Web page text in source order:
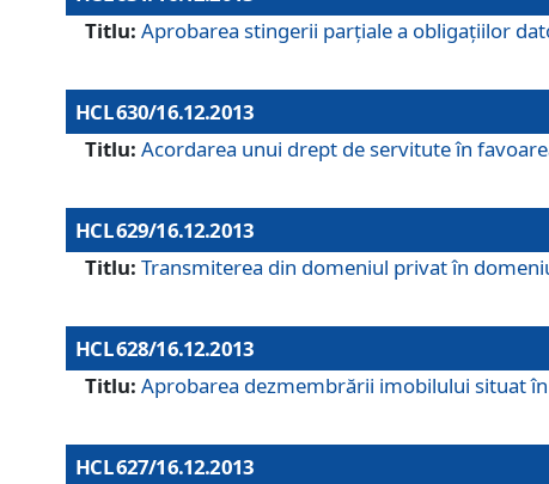
Titlu: Aprobarea stingerii parţiale a obligaţiilor
HCL 630/16.12.2013
Titlu: Acordarea unui drept de servitute în
HCL 629/16.12.2013
Titlu: Transmiterea din domeniul privat în
HCL 628/16.12.2013
Titlu: Aprobarea dezmembrării imobilului situat
HCL 627/16.12.2013